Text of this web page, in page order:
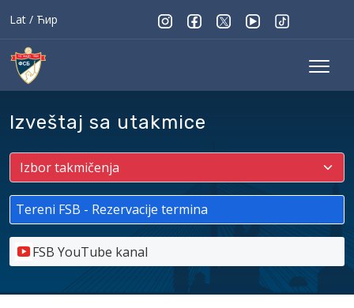
Lat / Ћир
Izveštaj sa utakmice
Tereni FSB - Rezervacije termina
FSB YouTube kanal